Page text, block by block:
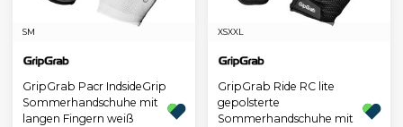
SM
GripGrab Pacr IndsideGrip
Sommerhandschuhe mit
langen Fingern weiß
XSXXL
GripGrab Ride RC lite
gepolsterte
Sommerhandschuhe mit